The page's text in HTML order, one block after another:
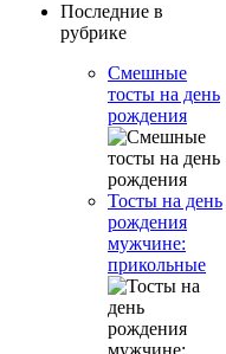
Последние в
рубрике
Смешные
тосты на день
рождения
Тосты на день
рождения
мужчине:
прикольные